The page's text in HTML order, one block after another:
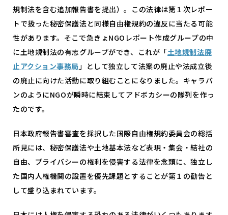
規制法を含む追加報告書を提出）。この法律は第１次レポー
トで扱った秘密保護法と同様自由権規約の違反に当たる可能
性があります。そこで急きょNGO レポート作成グループの中
に土地規制法の有志グループができ、これが「土地規制法廃
止アクション事務局 」として独立して法案の廃止や法成立後
の廃止に向けた活動に取り組むことになりました。キャラバ
ンのようにNGOが瞬時に結束してアドボカシーの隊列を作っ
たのです。
日本政府報告書審査を採択した国際自由権規約委員会の総括
所見には、秘密保護法や土地基本法など表現・集会・結社の
自由、プライバシーの権利を侵害する法律を念頭に、独立し
た国内人権機関の設置を優先課題とすることが第１の勧告と
して盛り込まれています。